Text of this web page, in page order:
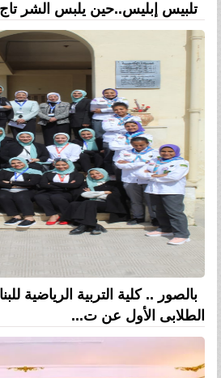
تلبيس إبليس..حين يلبس الشر تاج
بالصور .. كلية التربية الرياضية
الطلابى الأول عن ت...